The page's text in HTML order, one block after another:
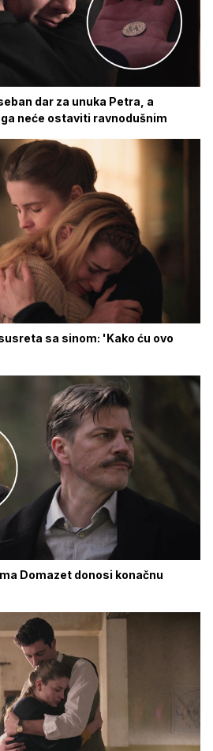
dar za unuka Petra, a
neće ostaviti ravnodušnim
sa sinom: 'Kako ću ovo
Domazet donosi konačnu